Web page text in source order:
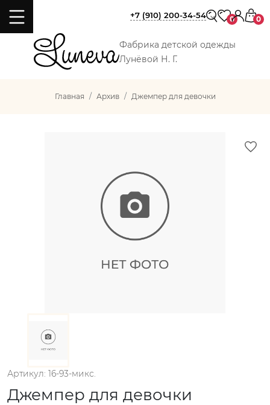
Фабрика детской одежды
Лунёвой Н. Г.
+7 (910) 200-34-54 0 0
Главная Архив Джемпер для девочки
Артикул: 16-93-микс.
Джемпер для девочки